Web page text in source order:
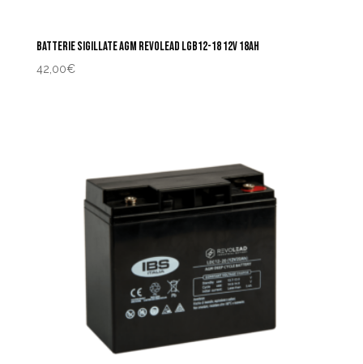
BATTERIE SIGILLATE AGM REVOLEAD LGB12-18 12V 18AH
42,00€